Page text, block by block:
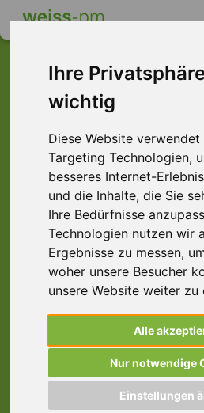
Ihre
wichtig
Diese Website
Targeting Technologien,
besseres Internet-
und die Inhalte, die Sie
Ihre Bedürfnisse
Technologien nutzen wir
Ergebnisse zu messen,
woher unsere Besucher
unsere Website weiter zu
Alle
Nur notwendige
Einstellungen
Dieser Job ist
nicht mehr
... aber vielleicht ist hier
Schreiner (m/w/d)
Gebiet
60329 Frankfurt am Main